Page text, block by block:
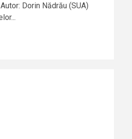
Dorin Nădrău (SUA)